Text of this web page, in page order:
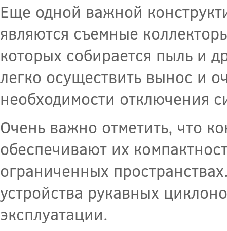
Еще одной важной
являются съемные
которых собирается пыль и
легко осуществить вынос и
необходимости отключения
Очень важно отметить, что
обеспечивают их
ограниченных
устройства рукавных
эксплуатации.